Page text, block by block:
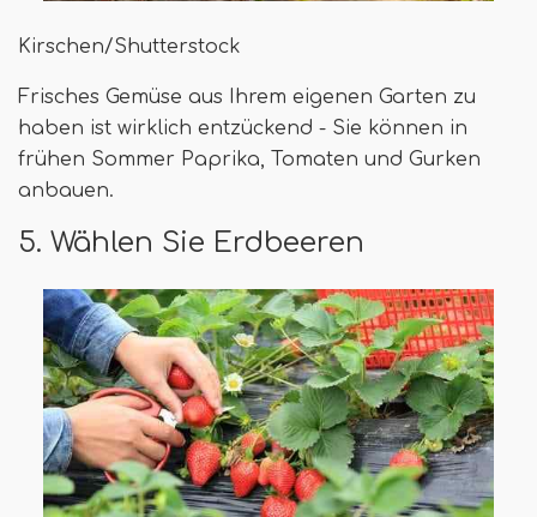
Kirschen/Shutterstock
Frisches Gemüse aus Ihrem eigenen Garten zu
haben ist wirklich entzückend - Sie können in
frühen Sommer Paprika, Tomaten und Gurken
anbauen.
5. Wählen Sie Erdbeeren